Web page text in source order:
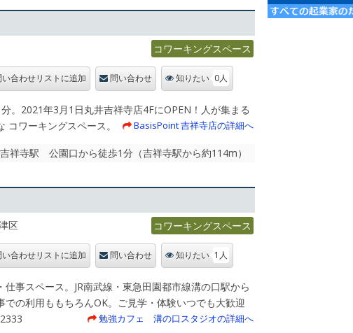
コワーキングスペース
い合わせリストに追加 問い合わせ 知りたい 0人
。2021年3月1日丸井吉祥寺店4FにOPEN！人が集まる
コワーキングスペース。
BasisPoint 吉祥寺店の詳細へ
祥寺駅 公園口から徒歩1分（吉祥寺駅から約114m）
区 コワーキングスペース
い合わせリストに追加 問い合わせ 知りたい 1人
仕事スペース。JR南武線・東急田園都市線溝の口駅から
での利用ももちろんOK。ご見学・体験いつでも大歓迎
勉強カフェ 溝の口スタジオの詳細へ